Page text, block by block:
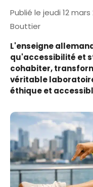
Publié le jeudi 12 mars
Bouttier
L'enseigne
qu'accessibilité et
cohabiter,
véritable
éthique et